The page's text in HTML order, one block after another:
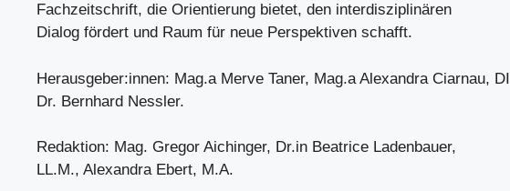
Fachzeitschrift, die Orientierung bietet, den interdisziplinären
Dialog fördert und Raum für neue Perspektiven schafft.
Herausgeber:innen: Mag.a Merve Taner, Mag.a Alexandra Ciarnau, DI
Dr. Bernhard Nessler.
Redaktion: Mag. Gregor Aichinger, Dr.in Beatrice Ladenbauer,
LL.M., Alexandra Ebert, M.A.